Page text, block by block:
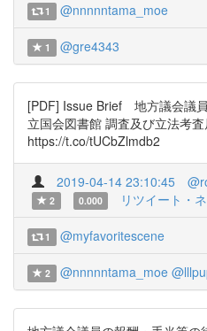
1 @nnnnntama_moe
1 @gre4343
[PDF] Issue Brief 地方議会議
立国会図書館 調査及び立法考
https://t.co/tUCbZlmdb2
2019-04-14 23:10:45
2
0.000 リツイート・
1 @myfavoritescene
2 @nnnnntama_moe